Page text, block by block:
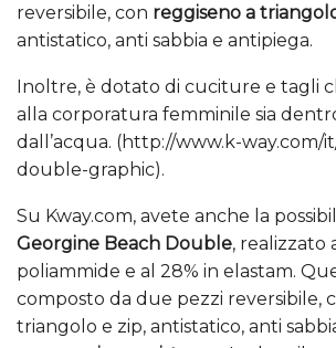
reversibile, con reggiseno a
antistatico, anti sabbia e antipiega.
Inoltre, è dotato di cuciture e tagli
alla corporatura femminile sia
dall’acqua. (http://www.k-way.com/
double-graphic).
Su Kway.com, avete anche la
Georgine Beach Double, realizzato
poliammide e al 28% in elastam.
composto da due pezzi reversibile,
triangolo e zip, antistatico, anti